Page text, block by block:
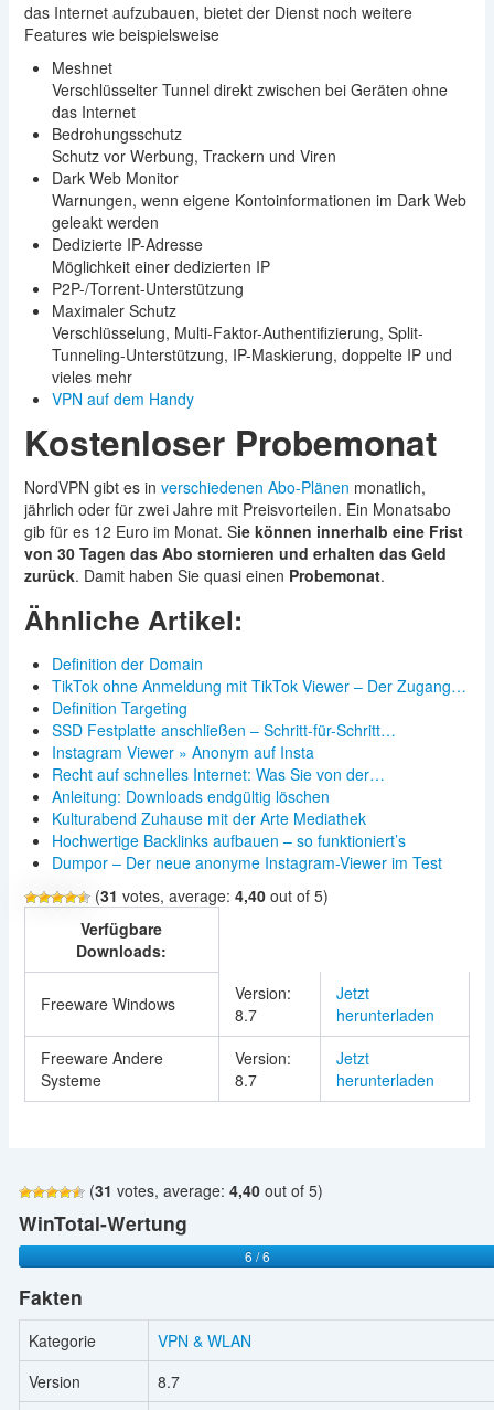
das Internet aufzubauen, bietet der Dienst noch weitere
Features wie beispielsweise
Meshnet
Verschlüsselter Tunnel direkt zwischen bei Geräten ohne
das Internet
Bedrohungsschutz
Schutz vor Werbung, Trackern und Viren
Dark Web Monitor
Warnungen, wenn eigene Kontoinformationen im Dark Web
geleakt werden
Dedizierte IP-Adresse
Möglichkeit einer dedizierten IP
P2P-/Torrent-Unterstützung
Maximaler Schutz
Verschlüsselung, Multi-Faktor-Authentifizierung, Split-
Tunneling-Unterstützung, IP-Maskierung, doppelte IP und
vieles mehr
VPN auf dem Handy
Kostenloser Probemonat
NordVPN gibt es in verschiedenen Abo-Plänen monatlich,
jährlich oder für zwei Jahre mit Preisvorteilen. Ein Monatsabo
gib für es 12 Euro im Monat. Sie können innerhalb eine Frist
von 30 Tagen das Abo stornieren und erhalten das Geld
zurück. Damit haben Sie quasi einen Probemonat.
Ähnliche Artikel:
Definition der Domain
TikTok ohne Anmeldung mit TikTok Viewer – Der Zugang…
Definition Targeting
SSD Festplatte anschließen – Schritt-für-Schritt…
Instagram Viewer » Anonym auf Insta
Recht auf schnelles Internet: Was Sie von der…
Anleitung: Downloads endgültig löschen
Kulturabend Zuhause mit der Arte Mediathek
Hochwertige Backlinks aufbauen – so funktioniert’s
Dumpor – Der neue anonyme Instagram-Viewer im Test
(31 votes, average: 4,40out of 5)
Verfügbare
Downloads:
Freeware Windows
Version:
8.7
Jetzt
herunterladen
Freeware Andere
Systeme
Version:
8.7
Jetzt
herunterladen
(31 votes, average: 4,40out of 5)
WinTotal-Wertung
6 / 6
Fakten
Kategorie
VPN & WLAN
Version
8.7